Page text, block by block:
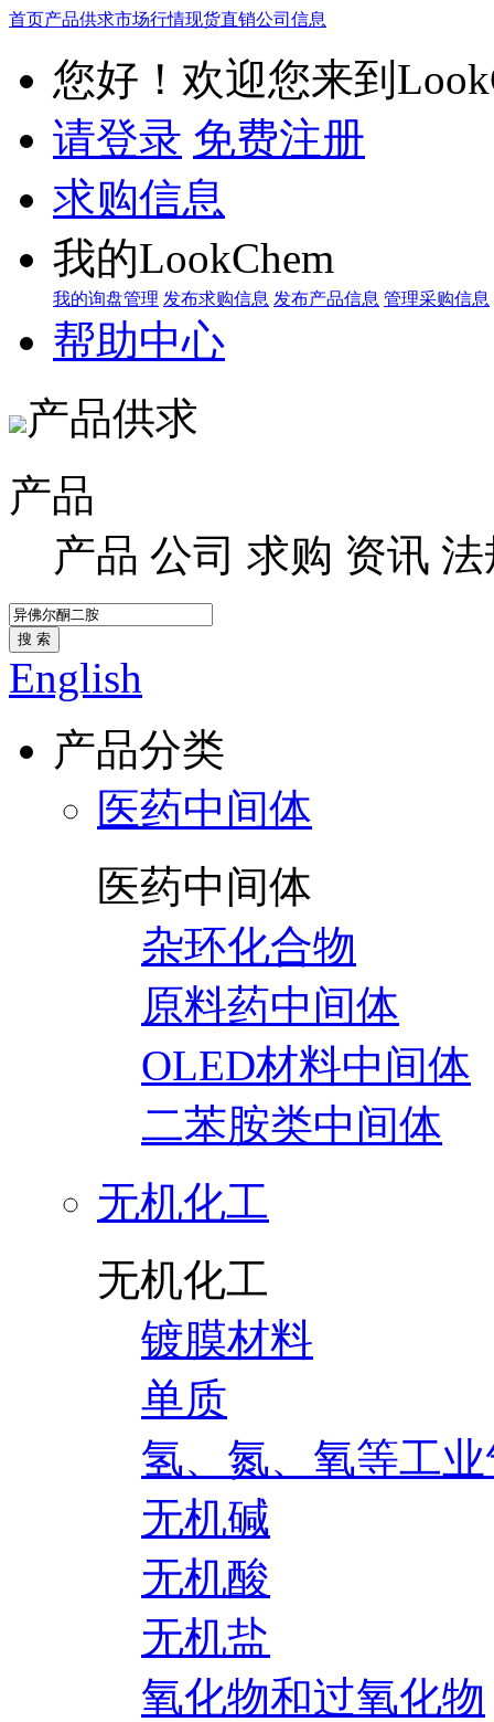
首页产品供求市场行情现货直销公司信息
您好！欢迎您来到
请登录 免费注册
求购信息
我的LookChem
我的询盘管理 发布求购信息 发布产品信息 管理采购信息
帮助中心
产品供求
产品
产品 公司 求购 资讯 法
搜 索
English
产品分类
医药中间体
医药中间体
杂环化合物
原料药中间体
OLED材料中间体
二苯胺类中间体
无机化工
无机化工
镀膜材料
单质
氢、氮、氧等工
无机碱
无机酸
无机盐
氧化物和过氧化物